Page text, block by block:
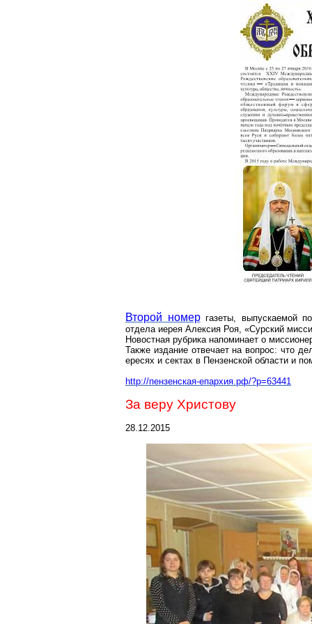
Второй номер газеты, выпускаемой
отдела иерея Алексия Роя, «Сурский
Новостная рубрика напоминает о
Также издание отвечает на вопрос: что
ересях и сектах в Пензенской области и
http://пензенская-епархия.рф/?p=63441
За веру Христову
28.12.2015